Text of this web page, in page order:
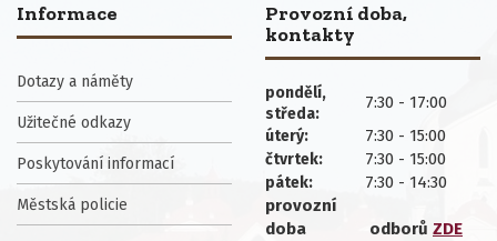
Informace
Dotazy a náměty
Užitečné odkazy
Poskytování informací
Městská policie
Provozní doba,
kontakty
pondělí,
středa:
7:30 - 17:00
úterý: 7:30 - 15:00
čtvrtek: 7:30 - 15:00
pátek:
7:30 - 14:30
provozní
doba
odborů ZDE